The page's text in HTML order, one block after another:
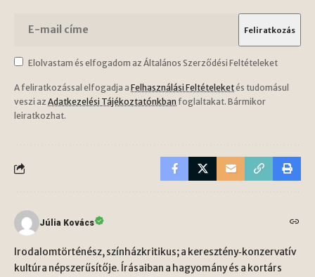
Elolvastam és elfogadom az Általános Szerződési Feltételeket
A feliratkozással elfogadja a Felhasználási Feltételeketés tudomásul
veszi az Adatkezelési Tájékoztatónkban foglaltakat. Bármikor
leiratkozhat.
Júlia Kovács
Irodalomtörténész, színházkritikus; a keresztény‑konzervatív
kultúra népszerűsítője. Írásaiban a hagyomány és a kortárs